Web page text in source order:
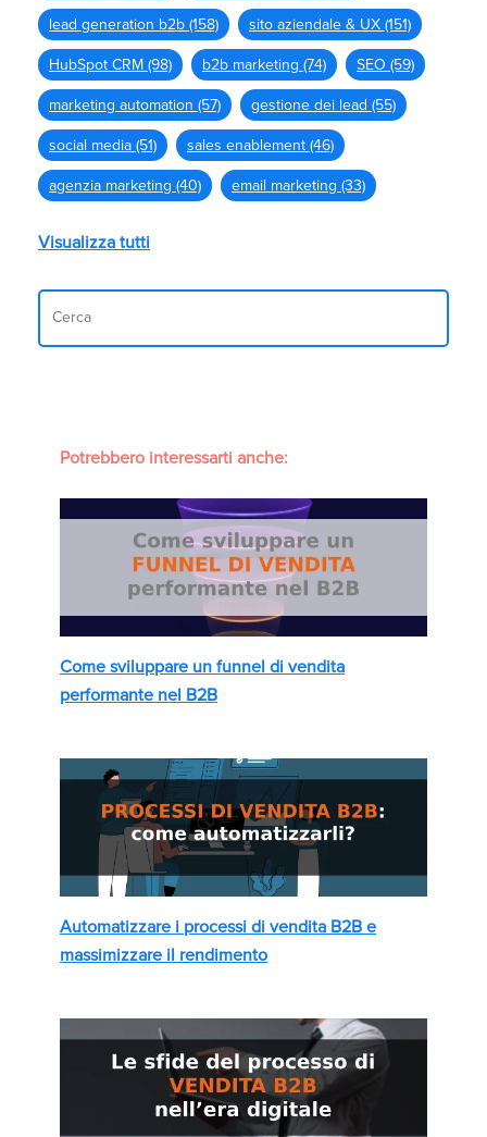
lead generation b2b (158) sito aziendale & UX (151)
HubSpot CRM (98) b2b marketing (74) SEO (59)
marketing automation (57) gestione dei lead (55)
social media (51) sales enablement (46)
agenzia marketing (40) email marketing (33)
Visualizza tutti
Potrebbero interessarti anche:
Come sviluppare un funnel di vendita
performante nel B2B
Automatizzare i processi di vendita B2B e
massimizzare il rendimento